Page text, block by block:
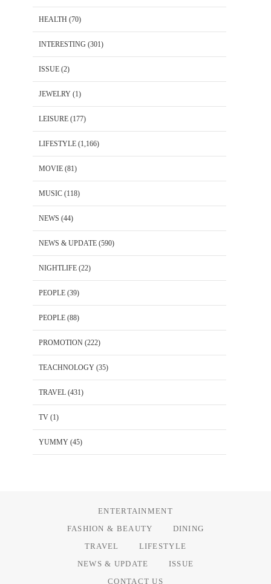
HEALTH (70)
INTERESTING (301)
ISSUE (2)
JEWELRY (1)
LEISURE (177)
LIFESTYLE (1,166)
MOVIE (81)
MUSIC (118)
NEWS (44)
NEWS & UPDATE (590)
NIGHTLIFE (22)
PEOPLE (39)
PEOPLE (88)
PROMOTION (222)
TEACHNOLOGY (35)
TRAVEL (431)
TV (1)
YUMMY (45)
ENTERTAINMENT
FASHION & BEAUTY
DINING
TRAVEL
LIFESTYLE
NEWS & UPDATE
ISSUE
CONTACT US